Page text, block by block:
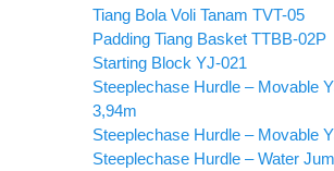
Tiang Bola Voli Tanam TVT-05
Padding Tiang Basket TTBB-02P
Starting Block YJ-021
Steeplechase Hurdle – Movable
3,94m
Steeplechase Hurdle – Movable
Steeplechase Hurdle – Water